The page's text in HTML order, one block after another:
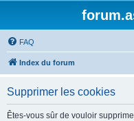
FAQ
Index du forum
Supprimer les cookies
Êtes-vous sûr de vouloir